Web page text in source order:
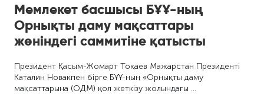
Мемлекет басшысы БҰҰ-ның
Орнықты даму мақсаттары
жөніндегі саммитіне қатысты
Президент Қасым-Жомарт Тоқаев Мажарстан Президенті
Каталин Новакпен бірге БҰҰ-ның «Орнықты даму
мақсаттарына (ОДМ) қол жеткізу жолындағы …